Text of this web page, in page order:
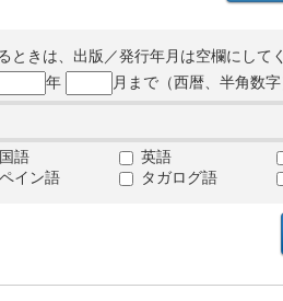
ときは、出版／発行年月は空欄にして
年 月まで（西暦、半角数字
語 英語
イン語 タガログ語